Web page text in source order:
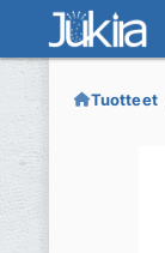
Siirry
navigointiin
Siirry
sisältöön
Tuotteet